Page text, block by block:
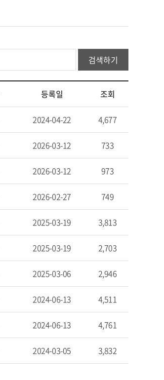
검색하기
등록일 조회
2024-04-22 4,677
2026-03-12 733
2026-03-12 973
2026-02-27 749
2025-03-19 3,813
2025-03-19 2,703
2025-03-06 2,946
2024-06-13 4,511
2024-06-13 4,761
2024-03-05 3,832